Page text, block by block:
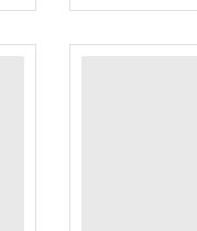
nghiệp khoa...